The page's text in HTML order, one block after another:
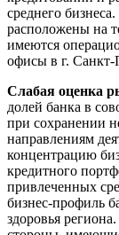
среднего
расположены на
имеются
офисы в г. Санкт-
Слабая оценка
долей банка в
при сохранении
направлениям
концентрацию
кредитного
привлеченных
бизнес-профиль
здоровья